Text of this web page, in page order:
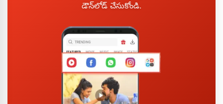
డౌన్‌లోడ్ చేసుకోండి.